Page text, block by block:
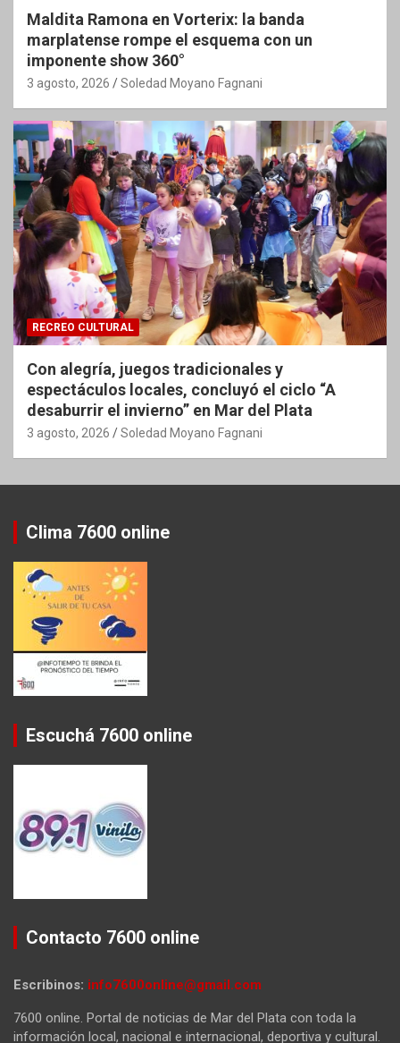
Maldita Ramona en Vorterix: la banda
marplatense rompe el esquema con un
imponente show 360°
3 agosto, 2026 Soledad Moyano Fagnani
RECREO CULTURAL
Con alegría, juegos tradicionales y
espectáculos locales, concluyó el ciclo “A
desaburrir el invierno” en Mar del Plata
3 agosto, 2026 Soledad Moyano Fagnani
Clima 7600 online
Escuchá 7600 online
Contacto 7600 online
Escribinos: info7600online@gmail.com
7600 online. Portal de noticias de Mar del Plata con toda la
información local, nacional e internacional, deportiva y cultural.